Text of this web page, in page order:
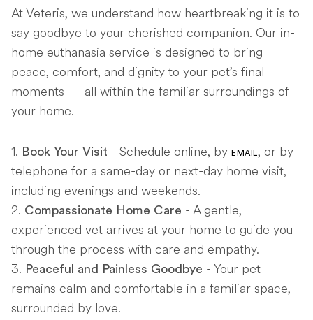
At Veteris, we understand how heartbreaking it is to
say goodbye to your cherished companion. Our in-
home euthanasia service is designed to bring
peace, comfort, and dignity to your pet’s final
moments — all within the familiar surroundings of
your home.
Book Your Visit - Schedule online, by EMAIL, or by
telephone for a same-day or next-day home visit,
including evenings and weekends.
Compassionate Home Care - A gentle,
experienced vet arrives at your home to guide you
through the process with care and empathy.
Peaceful and Painless Goodbye - Your pet
remains calm and comfortable in a familiar space,
surrounded by love.